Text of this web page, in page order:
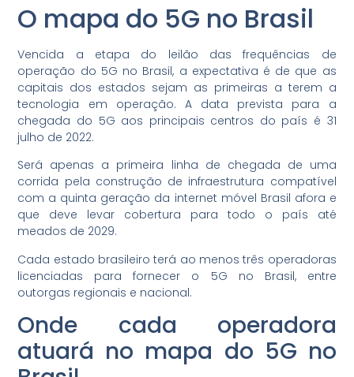
O mapa do 5G no Brasil
Vencida a etapa do leilão das frequências de
operação do 5G no Brasil, a expectativa é de que as
capitais dos estados sejam as primeiras a terem a
tecnologia em operação. A data prevista para a
chegada do 5G aos principais centros do país é 31
julho de 2022.
Será apenas a primeira linha de chegada de uma
corrida pela construção de infraestrutura compatível
com a quinta geração da internet móvel Brasil afora e
que deve levar cobertura para todo o país até
meados de 2029.
Cada estado brasileiro terá ao menos três operadoras
licenciadas para fornecer o 5G no Brasil, entre
outorgas regionais e nacional.
Onde cada operadora
atuará no mapa do 5G no